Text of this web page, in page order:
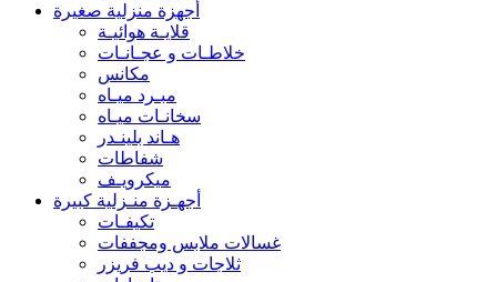
أجهزة منزلية صغيرة
قلايـة هوائيـة
خلاطـات و عجـانـات
مكانس
مبـرد ميـاه
سخانـات ميـاه
هـاند بلينـدر
شفاطات
ميكرويـف
أجهـزة منـزلية كبيرة
تكيفـات
غسالات ملابس ومجففات
ثلاجات و ديب فريزر